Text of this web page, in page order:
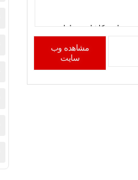
سایت کاشان
مشاهده وب
سایت